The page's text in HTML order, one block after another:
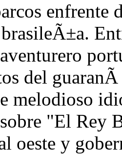
enfrente
del
melodioso
"El
oeste y